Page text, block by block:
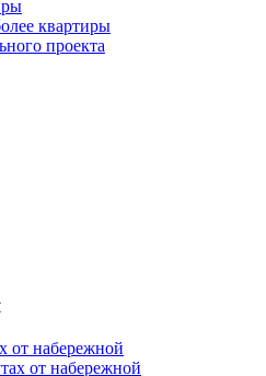
квартиры
проекта
от набережной